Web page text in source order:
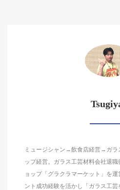
ミュージシャン→飲食店経営→ガラ
ップ経営。ガラス工芸材料会社退
ョップ「グラクラマーケット」を
ント成功経験を活かし「ガラス工